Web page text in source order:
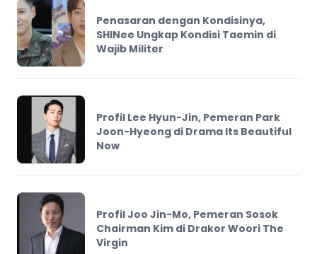
Penasaran dengan Kondisinya,
SHINee Ungkap Kondisi Taemin di
Wajib Militer
Profil Lee Hyun-Jin, Pemeran Park
Joon-Hyeong di Drama Its Beautiful
Now
Profil Joo Jin-Mo, Pemeran Sosok
Chairman Kim di Drakor Woori The
Virgin